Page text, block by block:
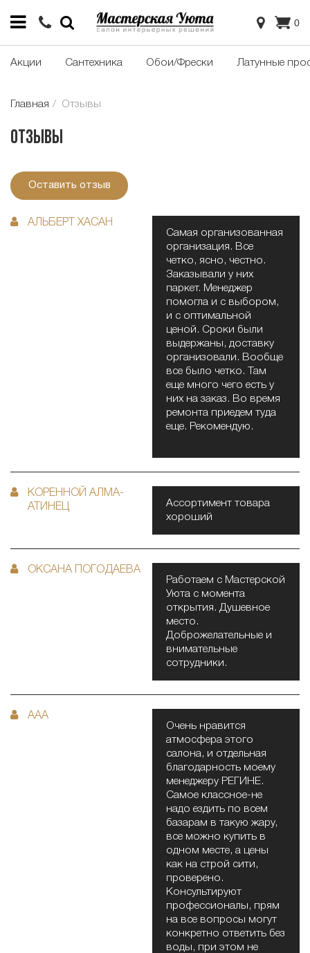
0
Акции Сантехника Обои/Фрески Латунные
Главная Отзывы
Отзывы
Оставить отзыв
АЛЬБЕРТ ХАСАН
Самая организованная
организация. Все
четко, ясно, честно.
Заказывали у них
паркет. Менеджер
помогла и с выбором,
и с оптимальной
ценой. Сроки были
выдержаны, доставку
организовали. Вообще
все было четко. Там
еще много чего есть у
них на заказ. Во время
ремонта приедем туда
еще. Рекомендую.
КОРЕННОЙ АЛМА-
АТИНЕЦ
Ассортимент товара
хороший
ОКСАНА ПОГОДАЕВА
Работаем с Мастерской
Уюта с момента
открытия. Душевное
место.
Доброжелательные и
внимательные
сотрудники.
AAA
Очень нравится
атмосфера этого
салона, и отдельная
благодарность моему
менеджеру РЕГИНЕ.
Самое классное-не
надо ездить по всем
базарам в такую жару,
все можно купить в
одном месте, а цены
как на строй сити,
проверено.
Консультируют
профессионалы, прям
на все вопросы могут
конкретно ответить без
воды, при этом не